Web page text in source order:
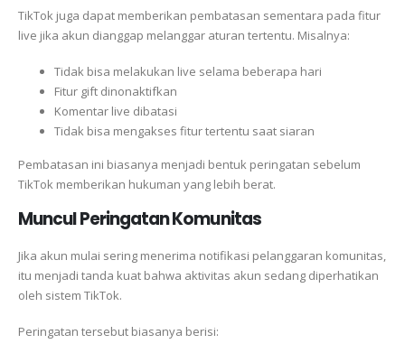
TikTok juga dapat memberikan pembatasan sementara pada fitur
live jika akun dianggap melanggar aturan tertentu. Misalnya:
Tidak bisa melakukan live selama beberapa hari
Fitur gift dinonaktifkan
Komentar live dibatasi
Tidak bisa mengakses fitur tertentu saat siaran
Pembatasan ini biasanya menjadi bentuk peringatan sebelum
TikTok memberikan hukuman yang lebih berat.
Muncul Peringatan Komunitas
Jika akun mulai sering menerima notifikasi pelanggaran komunitas,
itu menjadi tanda kuat bahwa aktivitas akun sedang diperhatikan
oleh sistem TikTok.
Peringatan tersebut biasanya berisi: